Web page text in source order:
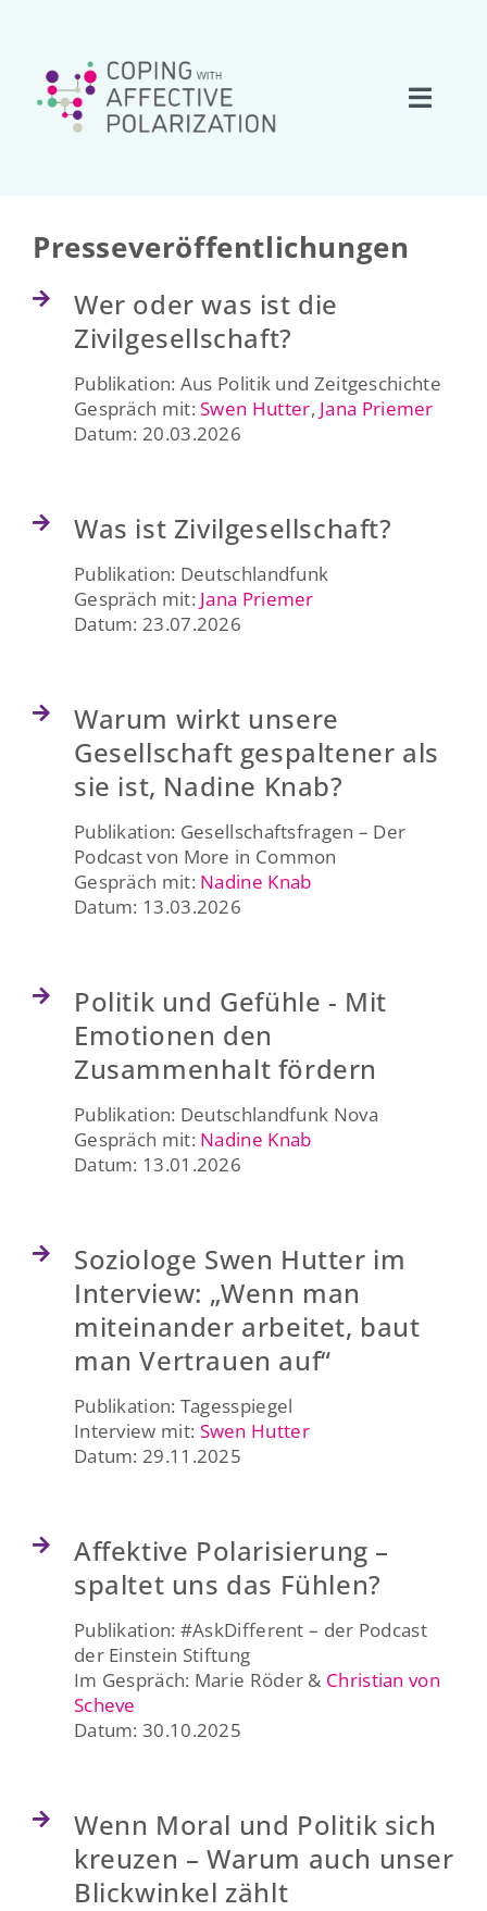
Toggle
Über uns
Forschung
Team
Netzwerk
Presse & Publikationen
Blog
EN
Presseveröffentlichungen
Wer oder was ist die
Zivilgesellschaft?
Publikation: Aus Politik und Zeitgeschichte
Gespräch mit:Swen Hutter, Jana Priemer
Datum: 20.03.2026
Was ist Zivilgesellschaft?
Publikation: Deutschlandfunk
Gespräch mit: Jana Priemer
Datum: 23.07.2026
Warum wirkt unsere
Gesellschaft gespaltener als
sie ist, Nadine Knab?
Publikation: Gesellschaftsfragen – Der
Podcast von More in Common
Gespräch mit: Nadine Knab
Datum: 13.03.2026
Politik und Gefühle - Mit
Emotionen den
Zusammenhalt fördern
Publikation: Deutschlandfunk Nova
Gespräch mit: Nadine Knab
Datum: 13.01.2026
Soziologe Swen Hutter im
Interview: „Wenn man
miteinander arbeitet, baut
man Vertrauen auf“
Publikation: Tagesspiegel
Interview mit: Swen Hutter
Datum: 29.11.2025
Affektive Polarisierung –
spaltet uns das Fühlen?
Publikation: #AskDifferent – der Podcast
der Einstein Stiftung
Im Gespräch: Marie Röder & Christian von
Scheve
Datum: 30.10.2025
Wenn Moral und Politik sich
kreuzen – Warum auch unser
Blickwinkel zählt